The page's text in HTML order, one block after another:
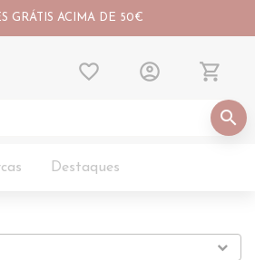
GRÁTIS ACIMA DE 50€
search
favorite_border account_circle shopping_cart
Destaques